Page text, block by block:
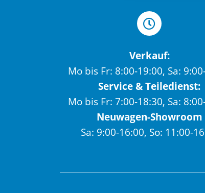
Verkauf:
Mo bis Fr: 8:00-19:00, Sa:
Service & Teiledienst:
Mo bis Fr: 7:00-18:30, Sa:
Neuwagen-Showroom
Sa: 9:00-16:00, So: 11:00-